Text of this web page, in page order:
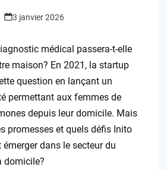
3 janvier 2026
médical passera-t-elle
maison? En 2021, la startup
question en lançant un
permettant aux femmes de
depuis leur domicile. Mais
promesses et quels défis Inito
dans le secteur du
domicile?